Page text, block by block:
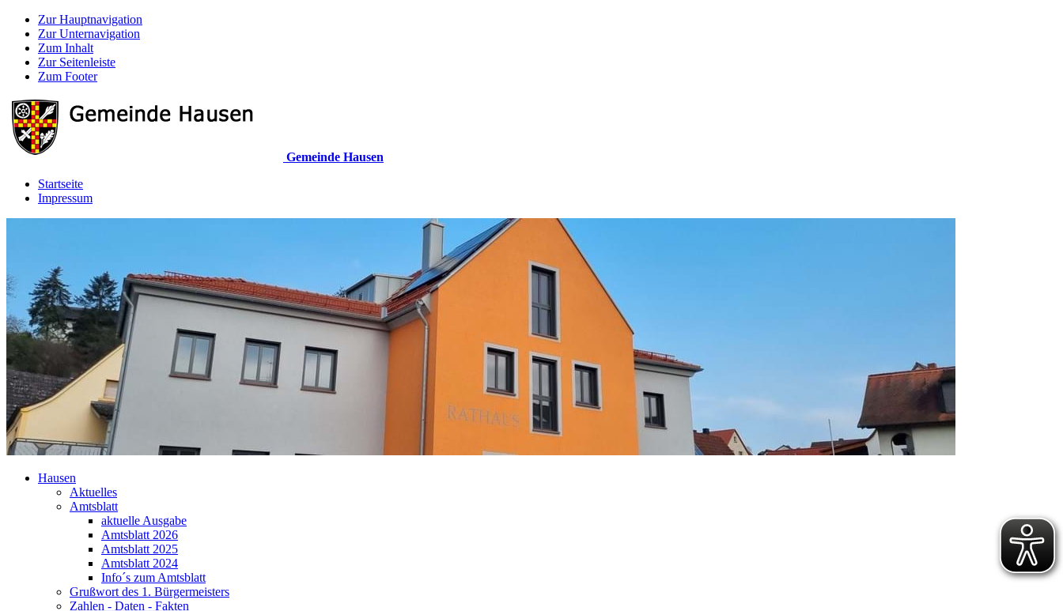
Zur Hauptnavigation
Zur Unternavigation
Zum Inhalt
Zur Seitenleiste
Zum Footer
Gemeinde Hausen
Startseite
Impressum
Hausen
Aktuelles
Amtsblatt
aktuelle Ausgabe
Amtsblatt 2026
Amtsblatt 2025
Amtsblatt 2024
Info´s zum Amtsblatt
Grußwort des 1. Bürgermeisters
Zahlen - Daten - Fakten